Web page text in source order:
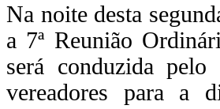
Na noite desta
a 7ª Reunião
será conduzida
vereadores para a